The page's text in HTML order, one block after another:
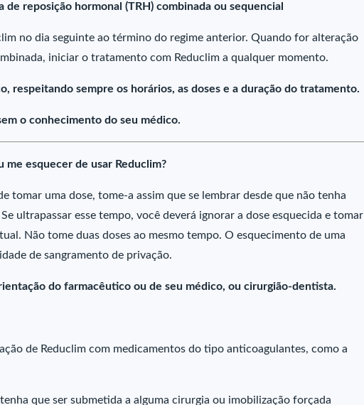
reposição hormonal (TRH) combinada ou sequencial
no dia seguinte ao término do regime anterior. Quando for alteração
iniciar o tratamento com Reduclim a qualquer momento.
respeitando sempre os horários, as doses e a duração do tratamento.
o conhecimento do seu médico.
esquecer de usar Reduclim?
tomar uma dose, tome-a assim que se lembrar desde que não tenha
ultrapassar esse tempo, você deverá ignorar a dose esquecida e tomar
Não tome duas doses ao mesmo tempo. O esquecimento de uma
de sangramento de privação.
do farmacêutico ou de seu médico, ou cirurgião-dentista.
de Reduclim com medicamentos do tipo anticoagulantes, como a
que ser submetida a alguma cirurgia ou imobilização forçada